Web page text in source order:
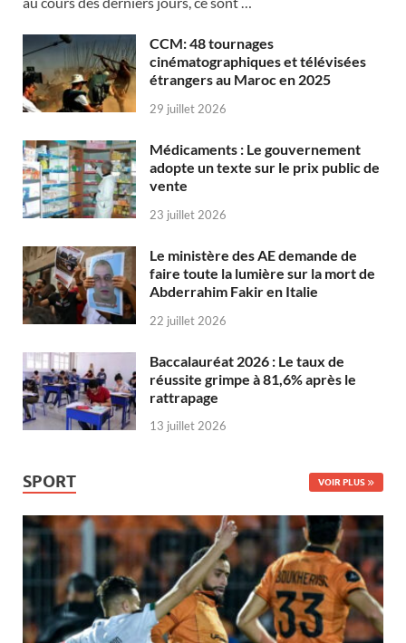
CCM: 48 tournages
cinématographiques et télévisées
étrangers au Maroc en 2025
29 juillet 2026
Médicaments : Le gouvernement
adopte un texte sur le prix public de
vente
23 juillet 2026
Le ministère des AE demande de
faire toute la lumière sur la mort de
Abderrahim Fakir en Italie
22 juillet 2026
Baccalauréat 2026 : Le taux de
réussite grimpe à 81,6% après le
rattrapage
13 juillet 2026
SPORT VOIR PLUS